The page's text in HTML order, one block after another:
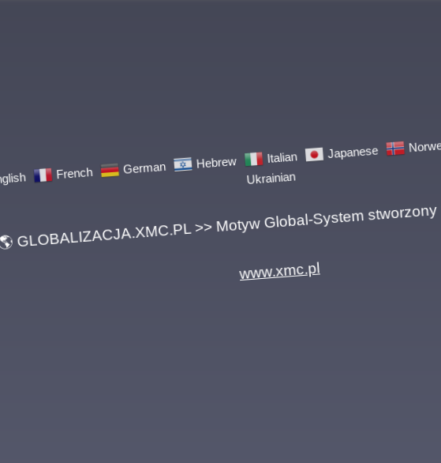
Hebrew Italian Japanese
Ukrainian
🌎 GLOBALIZACJA.XMC.PL >> Motyw Global-System stworzony
www.xmc.pl